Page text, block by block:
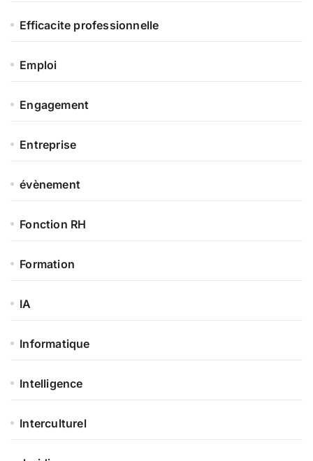
Efficacite professionnelle
Emploi
Engagement
Entreprise
évènement
Fonction RH
Formation
IA
Informatique
Intelligence
Interculturel